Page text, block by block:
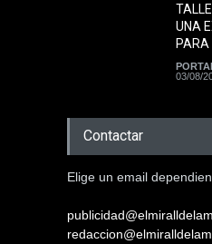
UNA
03/08/
Contactar
Elige un email